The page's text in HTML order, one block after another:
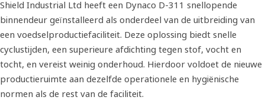
Shield Industrial Ltd heeft een Dynaco D-311 snellopende
binnendeur geïnstalleerd als onderdeel van de uitbreiding van
een voedselproductiefaciliteit. Deze oplossing biedt snelle
cyclustijden, een superieure afdichting tegen stof, vocht en
tocht, en vereist weinig onderhoud. Hierdoor voldoet de nieuwe
productieruimte aan dezelfde operationele en hygiënische
normen als de rest van de faciliteit.